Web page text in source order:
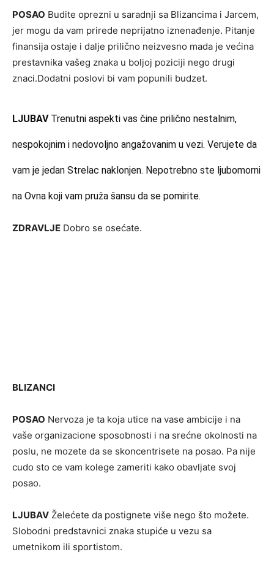
POSAO Budite oprezni u saradnji sa Blizancima i Jarcem,
jer mogu da vam prirede neprijatno iznenađenje. Pitanje
finansija ostaje i dalje prilično neizvesno mada je većina
prestavnika vašeg znaka u boljoj poziciji nego drugi
znaci.Dodatni poslovi bi vam popunili budzet.
LJUBAVTrenutni aspekti vas čine prilično nestalnim,
nespokojnim i nedovoljno angažovanim u vezi. Verujete da
vam je jedan Strelac naklonjen. Nepotrebno ste ljubomorni
na Ovna koji vam pruža šansu da se pomirite.
ZDRAVLJE Dobro se osećate.
BLIZANCI
POSAO Nervoza je ta koja utice na vase ambicije i na
vaše organizacione sposobnosti i na srećne okolnosti na
poslu, ne mozete da se skoncentrisete na posao. Pa nije
cudo sto ce vam kolege zameriti kako obavljate svoj
posao.
LJUBAV Želećete da postignete više nego što možete.
Slobodni predstavnici znaka stupiće u vezu sa
umetnikom ili sportistom.